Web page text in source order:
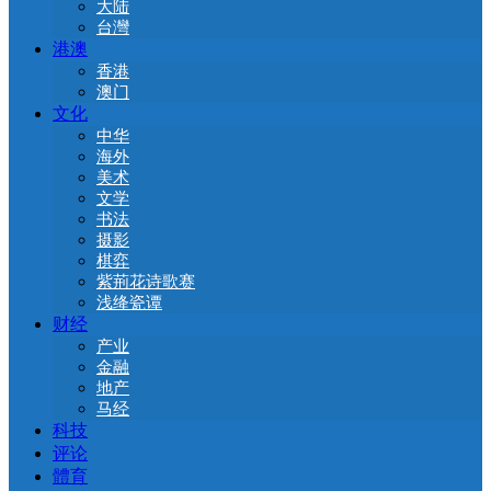
大陆
台灣
港澳
香港
澳门
文化
中华
海外
美术
文学
书法
摄影
棋弈
紫荊花诗歌赛
浅绛瓷谭
财经
产业
金融
地产
马经
科技
评论
體育